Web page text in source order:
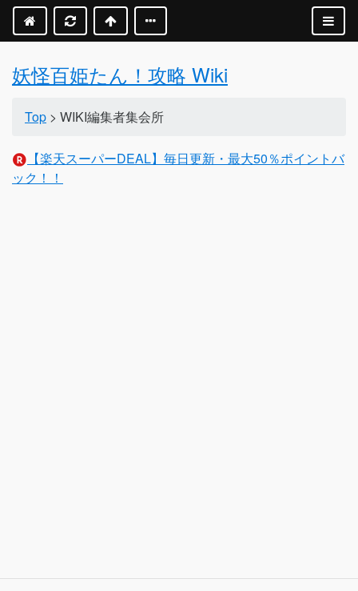
妖怪百姫たん！攻略 Wiki
Top > WIKI編集者集会所
【楽天スーパーDEAL】毎日更新・最大50％ポイントバ
ック！！